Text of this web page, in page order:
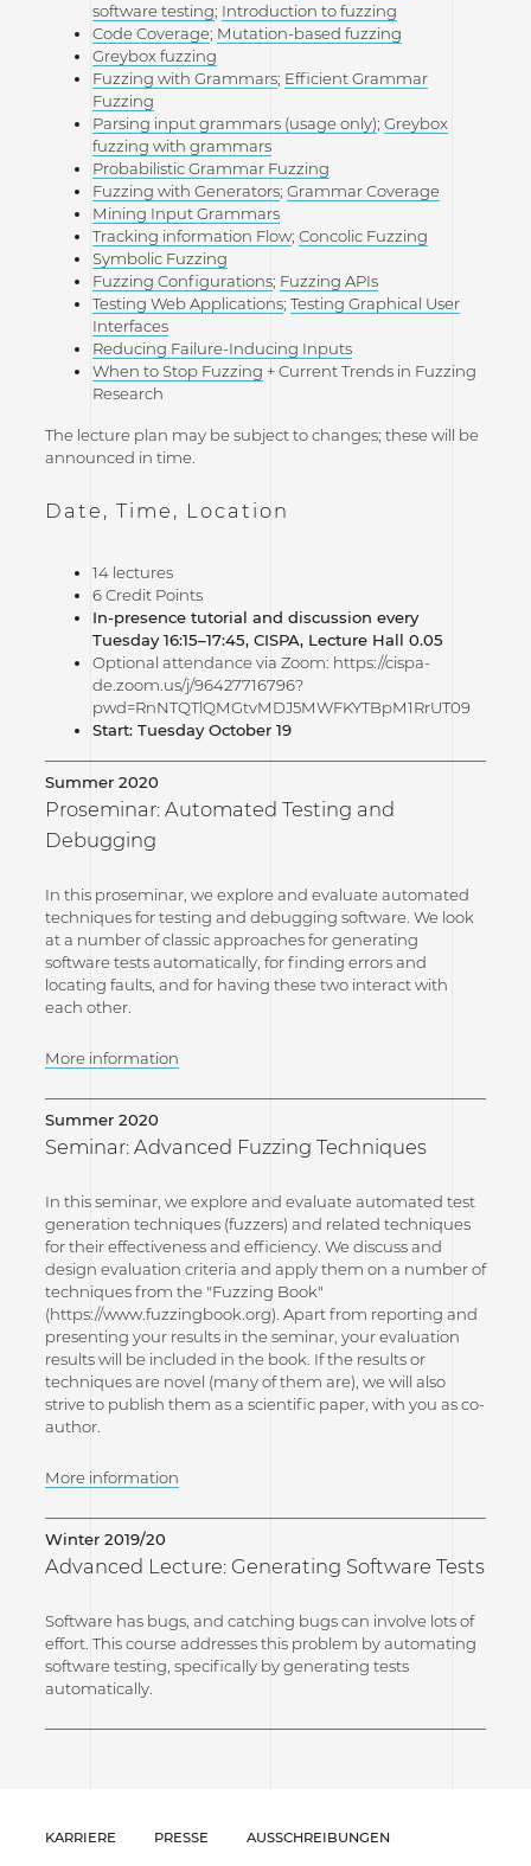
software testing; Introduction to fuzzing
Code Coverage; Mutation-based fuzzing
Greybox fuzzing
Fuzzing with Grammars; Efficient Grammar
Fuzzing
Parsing input grammars (usage only); Greybox
fuzzing with grammars
Probabilistic Grammar Fuzzing
Fuzzing with Generators; Grammar Coverage
Mining Input Grammars
Tracking information Flow; Concolic Fuzzing
Symbolic Fuzzing
Fuzzing Configurations; Fuzzing APIs
Testing Web Applications; Testing Graphical User
Interfaces
Reducing Failure-Inducing Inputs
When to Stop Fuzzing + Current Trends in Fuzzing
Research
The lecture plan may be subject to changes; these will be
announced in time.
Date, Time, Location
14 lectures
6 Credit Points
In-presence tutorial and discussion every
Tuesday 16:15–17:45, CISPA, Lecture Hall 0.05
Optional attendance via Zoom: https://cispa-
de.zoom.us/j/96427716796?
pwd=RnNTQTlQMGtvMDJ5MWFKYTBpM1RrUT09
Start: Tuesday October 19
Summer 2020
Proseminar: Automated Testing and
Debugging
In this proseminar, we explore and evaluate automated
techniques for testing and debugging software. We look
at a number of classic approaches for generating
software tests automatically, for finding errors and
locating faults, and for having these two interact with
each other.
More information
Summer 2020
Seminar: Advanced Fuzzing Techniques
In this seminar, we explore and evaluate automated test
generation techniques (fuzzers) and related techniques
for their effectiveness and efficiency. We discuss and
design evaluation criteria and apply them on a number of
techniques from the "Fuzzing Book"
(https://www.fuzzingbook.org). Apart from reporting and
presenting your results in the seminar, your evaluation
results will be included in the book. If the results or
techniques are novel (many of them are), we will also
strive to publish them as a scientific paper, with you as co-
author.
More information
Winter 2019/20
Advanced Lecture: Generating Software Tests
Software has bugs, and catching bugs can involve lots of
effort. This course addresses this problem by automating
software testing, specifically by generating tests
automatically.
KARRIERE PRESSE AUSSCHREIBUNGEN